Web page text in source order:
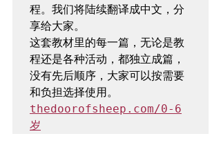
程。我们将陆续翻译成中文，分
享给大家。
这套教材里的每一篇，无论是教
程还是各种活动，都独立成篇，
没有先后顺序，大家可以按需要
和负担选择使用。
thedoorofsheep.com/0-6
岁